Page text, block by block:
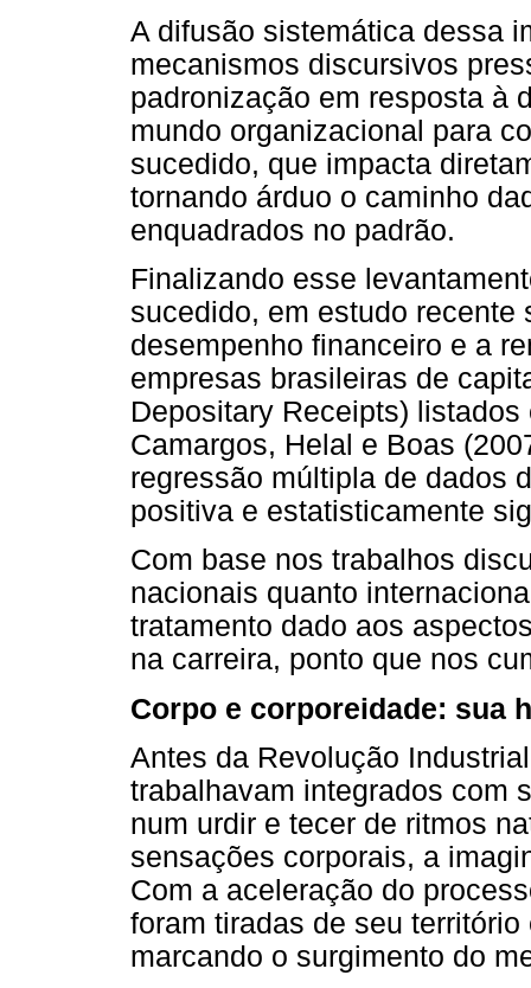
A difusão sistemática dessa
mecanismos discursivos
padronização em resposta à
mundo organizacional para
sucedido, que impacta
tornando árduo o caminho
enquadrados no padrão.
Finalizando esse
sucedido, em estudo recente
desempenho financeiro e a
empresas brasileiras de
Depositary Receipts)
Camargos, Helal e Boas
regressão múltipla de dados
positiva e estatisticamente
Com base nos trabalhos
nacionais quanto
tratamento dado aos
na carreira, ponto que nos
Corpo e corporeidade: sua
Antes da Revolução
trabalhavam integrados com
num urdir e tecer de ritmos
sensações corporais, a
Com a aceleração do
foram tiradas de seu
marcando o surgimento do